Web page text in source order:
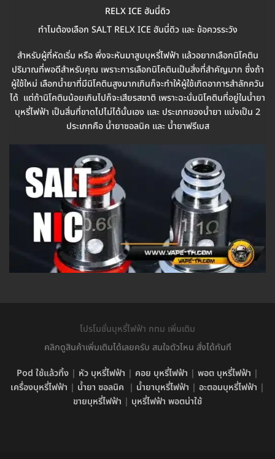
RELX ICE ฮันนี่ดิว
ทำไมต้องเลือก SALT RELX ICE ฮันนี่ดิว และ ข้อควรระวัง
สำหรับผู้ที่หัดเริ่ม หรือ พึ่งจะหันมาสูบบุหรี่ไฟฟ้า แล้วอยากเลือกนิโคติน
ปริมาณที่พอดีสำหรับคุณ เพราะการเลือกนิโคตินเป็นสิ่งที่สำคัญมาก ซึ่งถ้า
ผู้ใช้ใหม่ เลือกน้ำยาที่มีนิโคตินสูงมากเกินก็จะทำให้ผู้ใช้เกิดอาการสำลักควัน
ได้ แต่ถ้านิโคตินน้อยเกินไปก็จะเสียรสชาติ เพราะฉะนั่นนิโคตินที่อยู่ในน้ำยา
บุหรี่ไฟฟ้า เป็นสิ่นที่ขาดไปไม่ได้นั้นเอง และ ประเภทของน้ำยา แบ่งเป็น 2
ประเภทคือ น้ำยาซอลนิค และ น้ำยาฟรีเบส
โปรโมชั่นบุหรี่ไฟฟ้า กทม เพิ่มเติม
คลิกดูสินค้าเพิ่มเติมได้เลยครับ สนใจตัวไหน สั่งได้ทันที
Pod ใช้แล้วทิ้ง | หัว บุหรี่ไฟฟ้า | คอย บุหรี่ไฟฟ้า | พอต บุหรี่ไฟฟ้า |
เครื่องบุหรี่ไฟฟ้า | น้ำยา ซอลนิค | น้ำยาบุหรี่ไฟฟ้า | อะตอมบุหรี่ไฟฟ้า |
ขายบุหรี่ไฟฟ้า | บุหรี่ไฟฟ้า พอตน่าใช้